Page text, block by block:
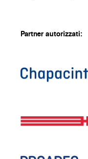
Partner autorizzati: